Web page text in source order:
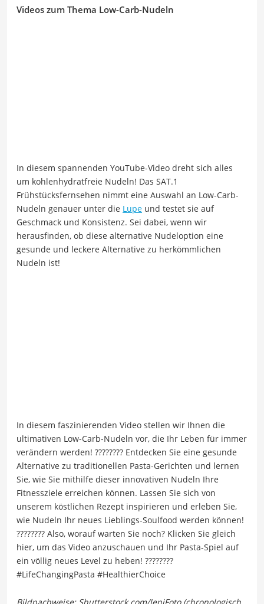
Videos zum Thema Low-Carb-Nudeln
In diesem spannenden YouTube-Video dreht sich alles
um kohlenhydratfreie Nudeln! Das SAT.1
Frühstücksfernsehen nimmt eine Auswahl an Low-Carb-
Nudeln genauer unter die Lupe und testet sie auf
Geschmack und Konsistenz. Sei dabei, wenn wir
herausfinden, ob diese alternative Nudeloption eine
gesunde und leckere Alternative zu herkömmlichen
Nudeln ist!
In diesem faszinierenden Video stellen wir Ihnen die
ultimativen Low-Carb-Nudeln vor, die Ihr Leben für immer
verändern werden! ???????? Entdecken Sie eine gesunde
Alternative zu traditionellen Pasta-Gerichten und lernen
Sie, wie Sie mithilfe dieser innovativen Nudeln Ihre
Fitnessziele erreichen können. Lassen Sie sich von
unserem köstlichen Rezept inspirieren und erleben Sie,
wie Nudeln Ihr neues Lieblings-Soulfood werden können!
???????? Also, worauf warten Sie noch? Klicken Sie gleich
hier, um das Video anzuschauen und Ihr Pasta-Spiel auf
ein völlig neues Level zu heben! ????????
#LifeChangingPasta #HealthierChoice